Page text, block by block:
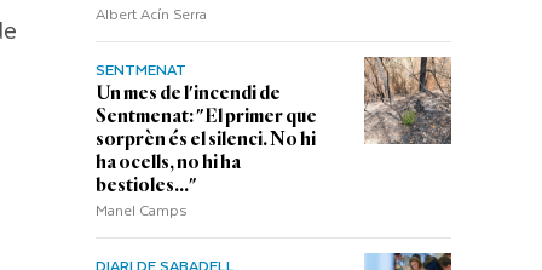
Albert Acín Serra
SENTMENAT
Un mes de l'incendi de
Sentmenat: "El primer que
sorprèn és el silenci. No hi
ha ocells, no hi ha
bestioles..."
Manel Camps
DIARI DE SABADELL